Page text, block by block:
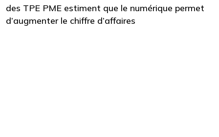
des TPE PME estiment que le numérique permet
d’augmenter le chiffre d’affaires